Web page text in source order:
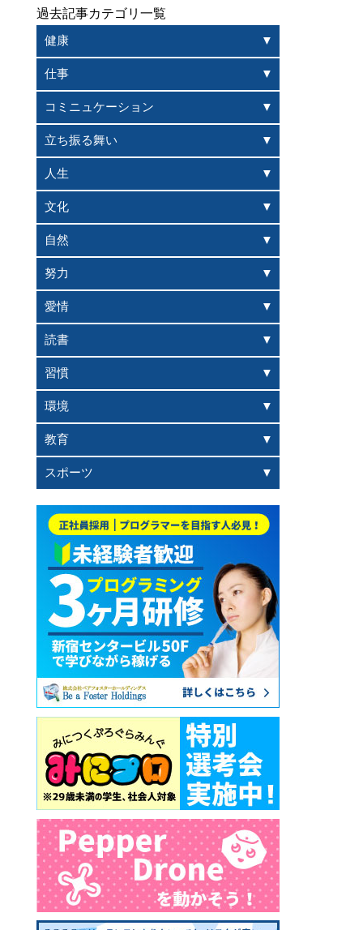
過去記事カテゴリ一覧
健康
仕事
コミニュケーション
立ち振る舞い
人生
文化
自然
努力
愛情
読書
習慣
環境
教育
スポーツ